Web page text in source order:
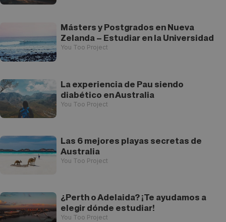
Másters y Postgrados en Nueva
Zelanda – Estudiar en la Universidad
You Too Project
La experiencia de Pau siendo
diabético en Australia
You Too Project
Las 6 mejores playas secretas de
Australia
You Too Project
¿Perth o Adelaida? ¡Te ayudamos a
elegir dónde estudiar!
You Too Project